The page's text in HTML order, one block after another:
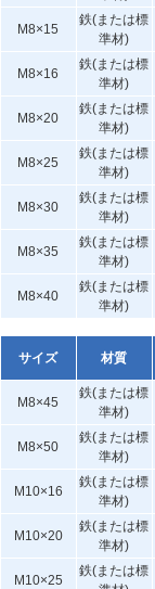
M8×15
鉄(または標
準材)
M8×16
鉄(または標
準材)
M8×20
鉄(または標
準材)
M8×25
鉄(または標
準材)
M8×30
鉄(または標
準材)
M8×35
鉄(または標
準材)
M8×40
鉄(または標
準材)
サイズ 材質
M8×45
鉄(または標
準材)
M8×50
鉄(または標
準材)
M10×16
鉄(または標
準材)
M10×20
鉄(または標
準材)
M10×25
鉄(または標